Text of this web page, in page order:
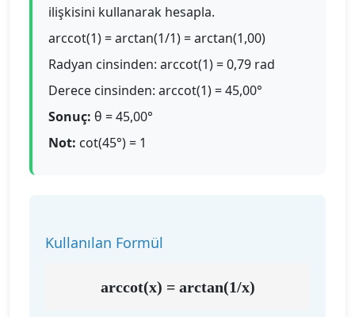
ilişkisini kullanarak hesapla.
arccot(1) = arctan(1/1) = arctan(1,00)
Radyan cinsinden: arccot(1) = 0,79 rad
Derece cinsinden: arccot(1) = 45,00°
Sonuç: θ = 45,00°
Not: cot(45°) = 1
Kullanılan Formül
arccot(x) = arctan(1/x)